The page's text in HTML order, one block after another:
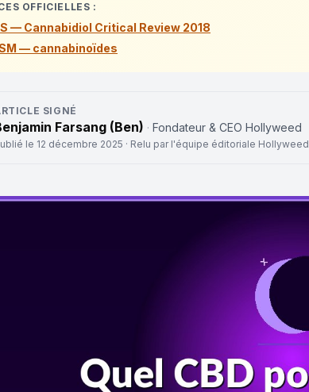
OFFICIELLES :
— Cannabidiol Critical Review 2018
— cannabinoïdes
SIGNÉ
Farsang (Ben) · Fondateur & CEO Hollyweed
le 12 décembre 2025 · Relu par l'équipe éditoriale Hollyweed